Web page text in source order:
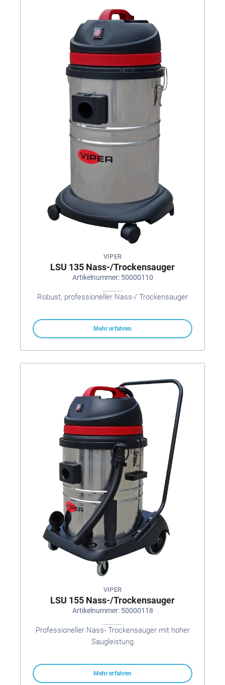
VIPER
LSU 135 Nass-/Trockensauger
Artikelnummer: 50000110
Robust, professioneller Nass-/ Trockensauger
Mehr erfahren
VIPER
LSU 155 Nass-/Trockensauger
Artikelnummer: 50000118
Professioneller Nass- Trockensauger mit hoher
Saugleistung
Mehr erfahren